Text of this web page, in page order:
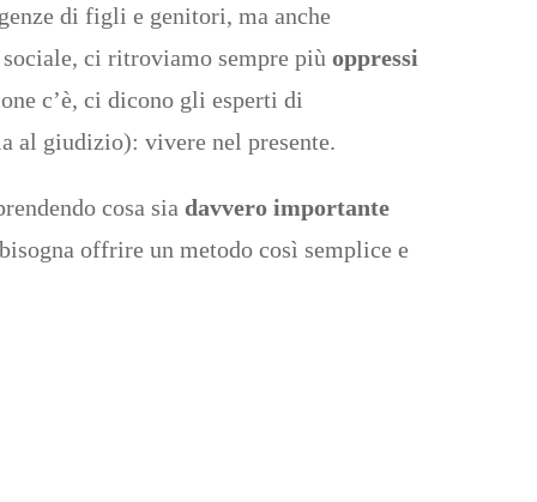
di figli e genitori, ma anche
ci ritroviamo sempre più oppressi
c’è, ci dicono gli esperti di
al giudizio): vivere nel presente.
cosa sia davvero importante
offrire un metodo così semplice e